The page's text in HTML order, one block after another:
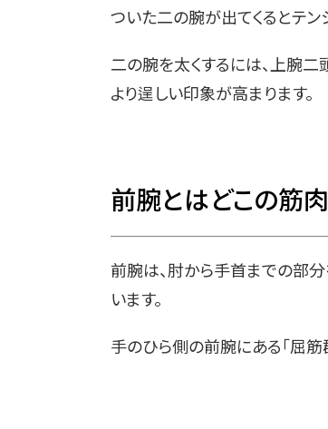
ついた二の腕が出てくるとテン
二の腕を太くするには、上腕二
より逞しい印象が高まります。
前腕とはどこの筋
前腕は、肘から手首までの部
います。
手のひら側の前腕にある「屈筋